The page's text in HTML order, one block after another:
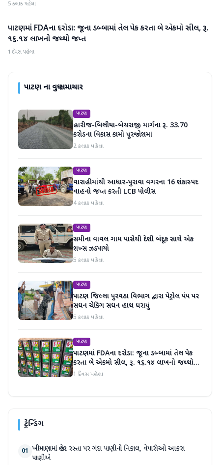
5 કલાક પહેલા
પાટણ
પાટણમાં FDAના દરોડા: જૂના ડબ્બામાં તેલ પેક કરતા બે એકમો સીલ, રૂ.
૧૬.૧૪ લાખનો જથ્થો જપ્ત
1 દિવસ પહેલા
પાટણના વધુ સમાચાર
પાટણ
હારીજ-બિલીયા-બેચરાજી માર્ગના રૂ. 33.70
કરોડના વિકાસ કામો પૂરજોશમાં
2 કલાક પહેલા
પાટણ
વારાહીમાંથી આધાર-પુરાવા વગરના 16 શંકાસ્પદ
વાહનો જપ્ત કરતી LCB પોલીસ
4 કલાક પહેલા
પાટણ
સમીના વાવલ ગામ પાસેથી દેશી બંદૂક સાથે એક
શખ્સ ઝડપાયો
5 કલાક પહેલા
પાટણ
પાટણ જિલ્લા પુરવઠા વિભાગ દ્વારા પેટ્રોલ પંપ પર
સઘન ચેકિંગ સઘન હાથ ધરાયું
5 કલાક પહેલા
પાટણ
પાટણમાં FDAના દરોડા: જૂના ડબ્બામાં તેલ પેક
કરતા બે એકમો સીલ, રૂ. ૧૬.૧૪ લાખનો જથ્થો
જપ્ત
1 દિવસ પહેલા
ટ્રેન્ડિંગ
01 ખીમાણામાં જાહેર રસ્તા પર ગંદા પાણીનો નિકાલ, વેપારીઓ આકરા
પાણીએ